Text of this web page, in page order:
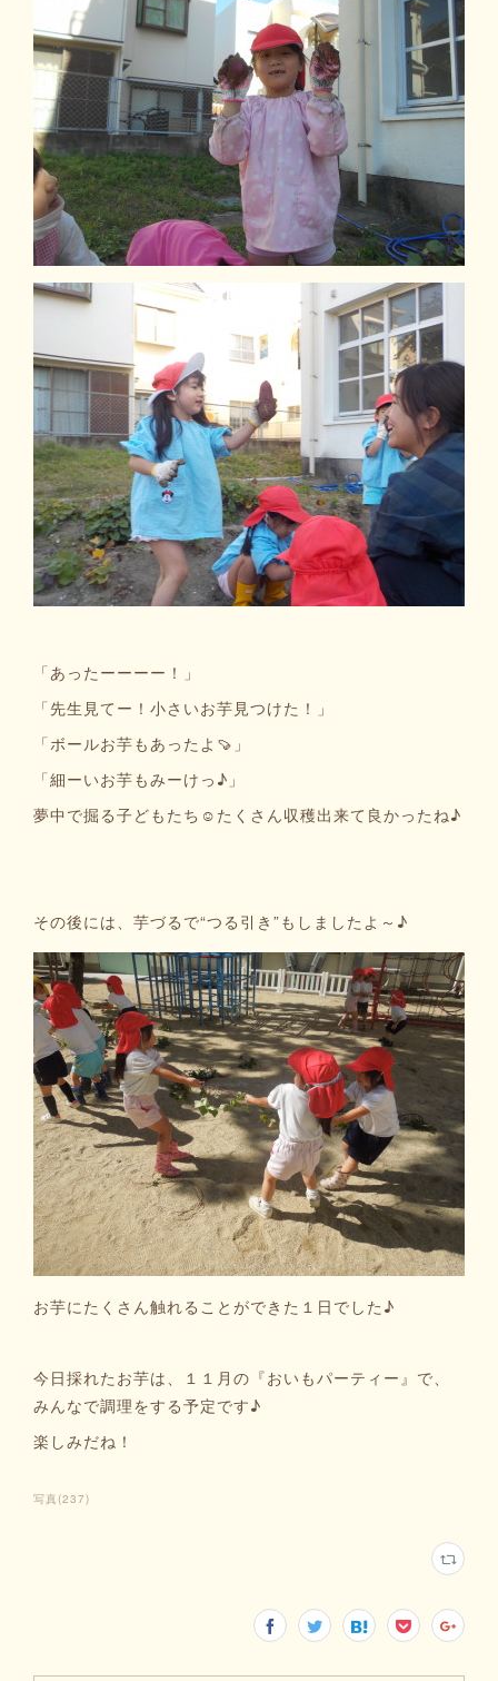
「あったーーーー！」
「先生見てー！小さいお芋見つけた！」
「ボールお芋もあったよ🍠」
「細ーいお芋もみーけっ♪」
夢中で掘る子どもたち☺️たくさん収穫出来て良かったね♪
その後には、芋づるで“つる引き”もしましたよ～♪
お芋にたくさん触れることができた１日でした♪
今日採れたお芋は、１１月の『おいもパーティー』で、
みんなで調理をする予定です♪
楽しみだね！
写真 (237)